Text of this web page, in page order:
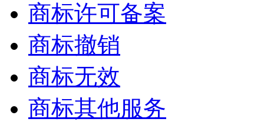
商标许可备案
商标撤销
商标无效
商标其他服务